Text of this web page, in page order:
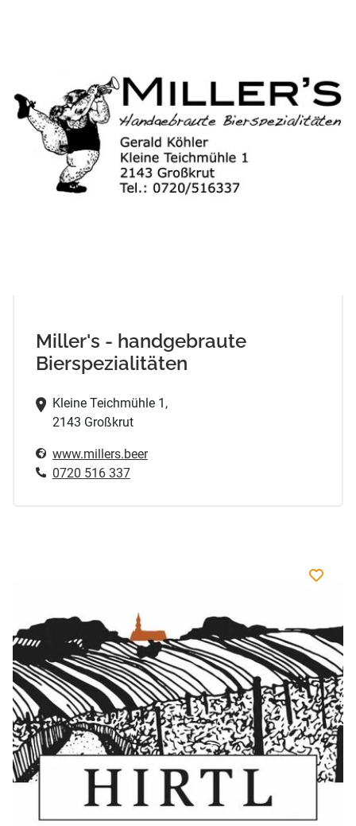
Miller's - handgebraute
Bierspezialitäten
Kleine Teichmühle 1,
2143 Großkrut
www.millers.beer
0720 516 337